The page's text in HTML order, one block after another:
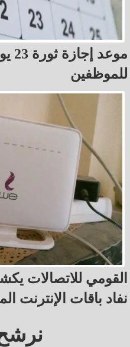
للموظفين
القومي للاتصالات
نفاد باقات الإنترنت